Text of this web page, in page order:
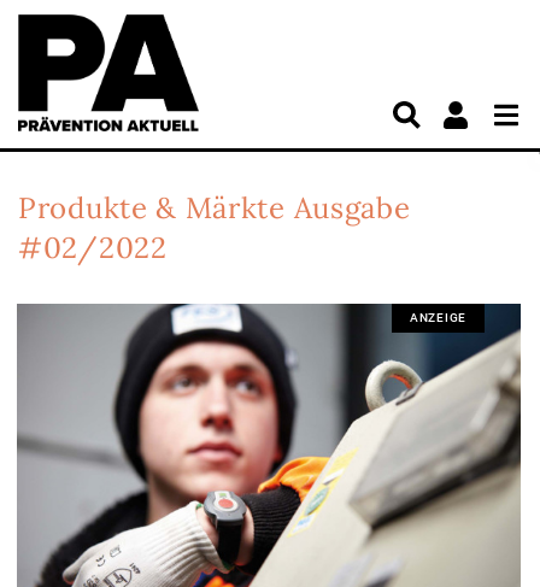
Produkte & Märkte Ausgabe
#02/2022
ANZEIGE